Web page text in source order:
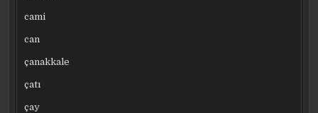
cami
can
çanakkale
çatı
çay